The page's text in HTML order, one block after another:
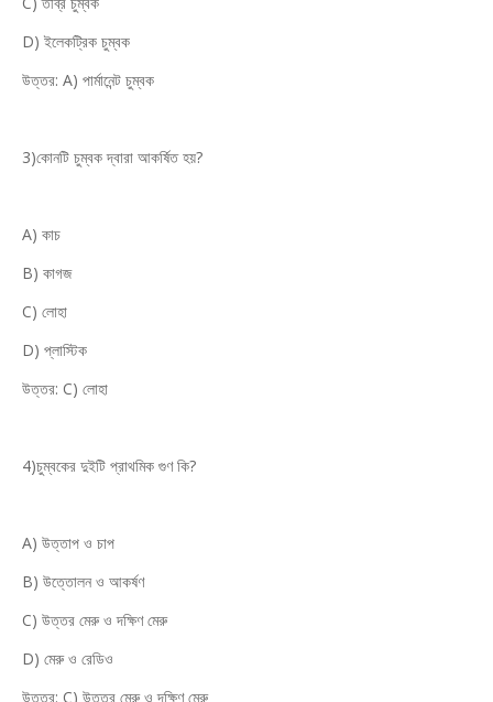
D) ইলেকট্রিক চুম্বক
উত্তর: A) পার্মানেন্ট চুম্বক
3)কোনটি চুম্বক দ্বারা আকর্ষিত হয়?
A) কাচ
B) কাগজ
C) লোহা
D) প্লাস্টিক
উত্তর: C) লোহা
4)চুম্বকের দুইটি প্রাথমিক গুণ কি?
A) উত্তাপ ও চাপ
B) উত্তোলন ও আকর্ষণ
C) উত্তর মেরু ও দক্ষিণ মেরু
D) মেরু ও রেডিও
উত্তর: C) উত্তর মেরু ও দক্ষিণ মেরু